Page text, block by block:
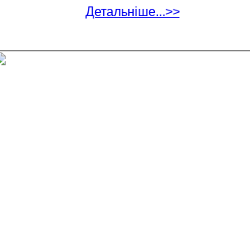
Детальніше...>>